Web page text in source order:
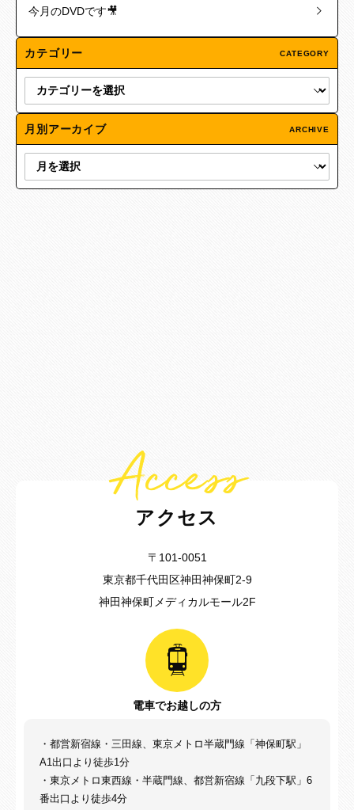
今月のDVDです🎥
カテゴリー CATEGORY
月別アーカイブ ARCHIVE
Access
アクセス
〒101-0051
東京都千代田区神田神保町2-9
神田神保町メディカルモール2F
電車でお越しの方
・都営新宿線・三田線、東京メトロ半蔵門線「神保町駅」
A1出口より徒歩1分
・東京メトロ東西線・半蔵門線、都営新宿線「九段下駅」6
番出口より徒歩4分